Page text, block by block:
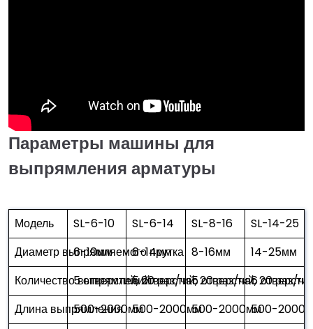
Параметры машины для
выпрямления арматуры
Модель SL-6-10 SL-6-14 SL-8-16
SL-14-25
Диаметр выпрямляемого прутка
6-10мм 6-14мм 8-16мм
14-25мм
Количество выпрямлений
5 отверстий, 20 раз/час
5 отверстий, 20 раз/час
5 отверстий, 20 раз/
6
Длина выпрямления
500-2000мм500-2000мм500-2000мм500-